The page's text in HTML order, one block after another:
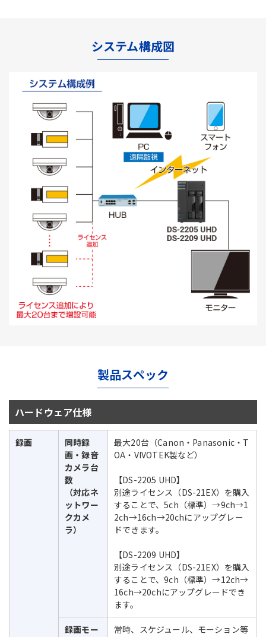
システム構成図
製品スペック
ハードウェア仕様
録画
同時録
画・録音
カメラ台
数
（対応ネ
ットワー
クカメ
ラ）
最大20台（Canon・Panasonic・T
OA・VIVOTEK製など）
【DS-2205 UHD】
別途ライセンス（DS-21EX）を購入
することで、5ch（標準）→9ch→1
2ch→16ch→20chにアップグレー
ドできます。
【DS-2209 UHD】
別途ライセンス（DS-21EX）を購入
することで、9ch（標準）→12ch→
16ch→20chにアップグレードでき
ます。
録画モー
常時、スケジュール、モーション等